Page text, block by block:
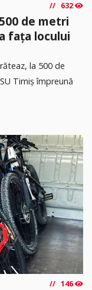
632
de metri
fața locului
la 500 de
Timiș împreună
146